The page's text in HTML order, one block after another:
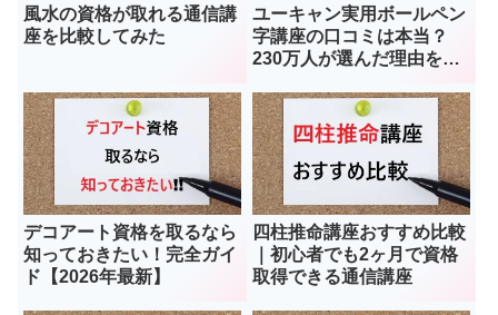
風水の資格が取れる通信講
座を比較してみた
ユーキャン実用ボールペン
字講座の口コミは本当？
230万人が選んだ理由を徹
デコアート資格を取るなら
知っておきたい！完全ガイ
ド【2026年最新】
四柱推命講座おすすめ比較
｜初心者でも2ヶ月で資格
取得できる通信講座